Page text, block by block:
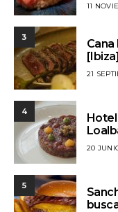
11
3
[Ibiza]
21
4
Hotel
20
5